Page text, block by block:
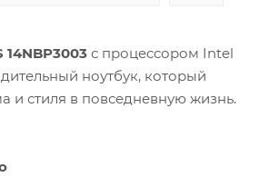
14NBP3003 с процессором Intel
ноутбук, который
и стиля в повседневную жизнь.